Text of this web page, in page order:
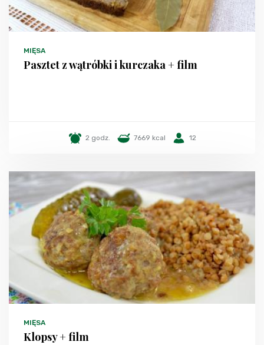
MIĘSA
Pasztet z wątróbki i kurczaka + film
2 godz. 7669 kcal 12
MIĘSA
Klopsy + film